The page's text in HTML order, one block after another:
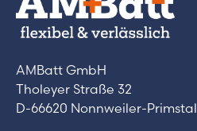
AMBatt GmbH
Tholeyer Straße 32
D-66620 Nonnweiler-Primstal